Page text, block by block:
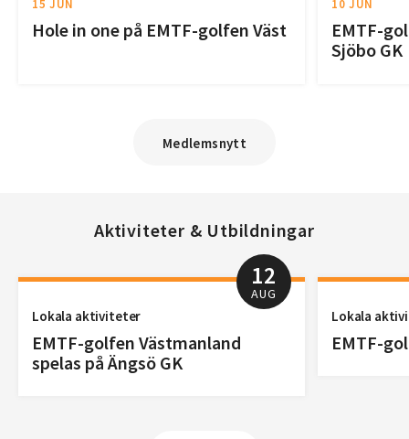
15 JUN
Hole in one på EMTF-golfen Väst
10 JUN
EMTF-
Sjöbo GK
Medlemsnytt
Aktiviteter & Utbildningar
12
AUG
Lokala aktiviteter
EMTF-golfen Västmanland
spelas på Ängsö GK
Lokala
EMTF-